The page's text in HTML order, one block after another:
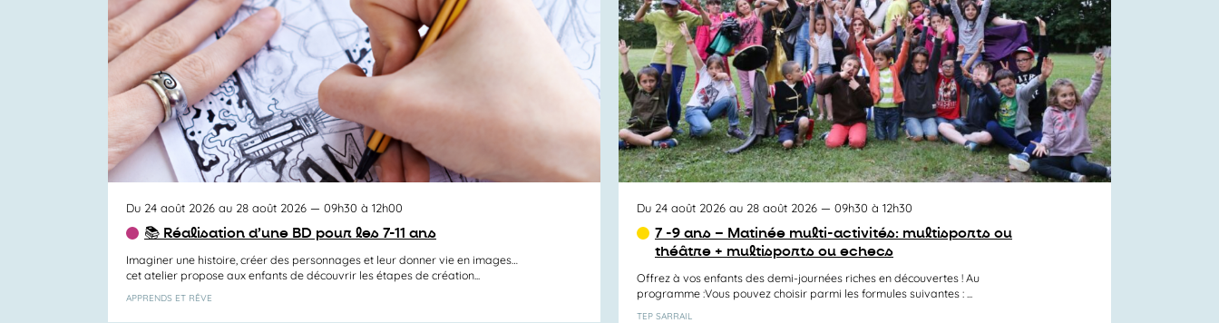
Du 24 août 2026 au 28 août 2026 — 09h30 à 12h00
📚 Réalisation d’une BD pour les 7-11 ans
Imaginer une histoire, créer des personnages et leur donner vie en images…
cet atelier propose aux enfants de découvrir les étapes de création...
APPRENDS ET RÊVE
Du 24 août 2026 au 28 août 2026— 09h30 à 12h30
7 -9 ans – Matinée multi-activités: multisports ou
théâtre + multisports ou echecs
Offrez à vos enfants des demi-journées riches en découvertes ! Au
programme :Vous pouvez choisir parmi les formules suivantes : ...
TEP SARRAIL